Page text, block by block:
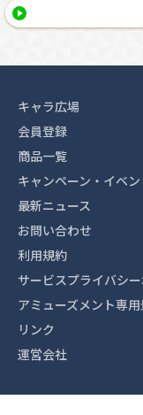
キャラ広場
会員登録
商品一覧
キャンペーン・イベ
最新ニュース
お問い合わせ
利用規約
サービスプライバシ
アミューズメント専
リンク
運営会社